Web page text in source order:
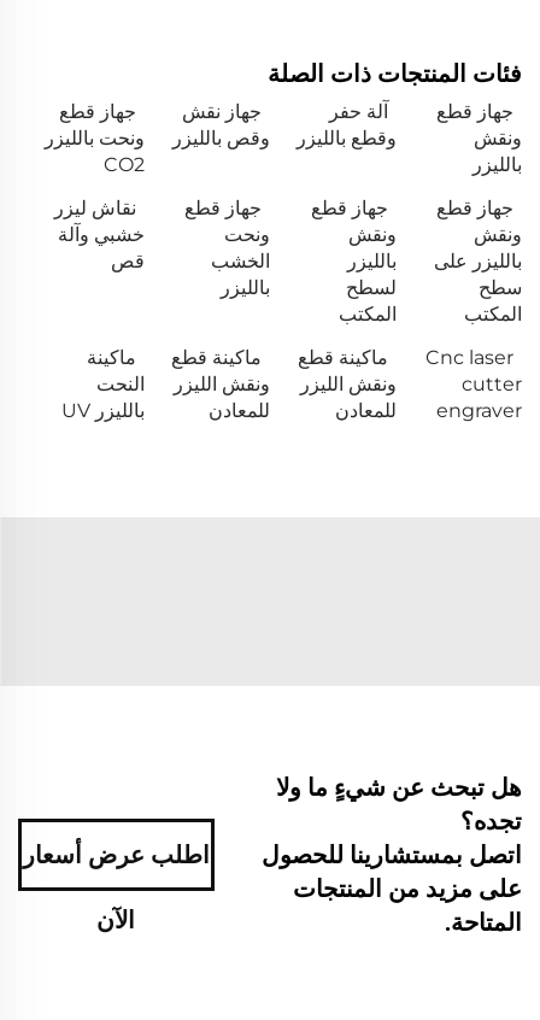
فئات المنتجات ذات الصلة
جهاز قطع
ونقش
بالليزر
آلة حفر
وقطع بالليزر
جهاز نقش
وقص بالليزر
جهاز قطع
ونحت بالليزر
CO2
جهاز قطع
ونقش
بالليزر على
سطح
المكتب
جهاز قطع
ونقش
بالليزر
لسطح
المكتب
جهاز قطع
ونحت
الخشب
بالليزر
نقاش ليزر
خشبي وآلة
قص
Cnc laser
cutter
engraver
ماكينة قطع
ونقش الليزر
للمعادن
ماكينة قطع
ونقش الليزر
للمعادن
ماكينة
النحت
بالليزر UV
هل تبحث عن شيءٍ ما ولا
تجده؟
اتصل بمستشارينا للحصول
على مزيد من المنتجات
المتاحة.
اطلب عرض أسعار
الآن